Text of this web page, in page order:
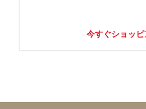
今すぐショッ